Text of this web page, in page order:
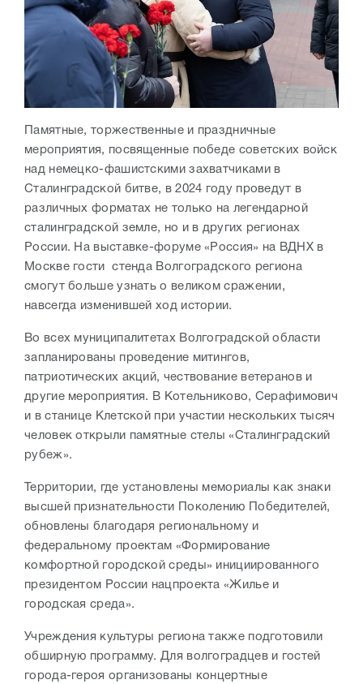
Памятные, торжественные и праздничные
мероприятия, посвященные победе советских войск
над немецко-фашистскими захватчиками в
Сталинградской битве, в 2024 году проведут в
различных форматах не только на легендарной
сталинградской земле, но и в других регионах
России. На выставке-форуме «Россия» на ВДНХ в
Москве гости стенда Волгоградского региона
смогут больше узнать о великом сражении,
навсегда изменившей ход истории.
Во всех муниципалитетах Волгоградской области
запланированы проведение митингов,
патриотических акций, чествование ветеранов и
другие мероприятия. В Котельниково, Серафимович
и в станице Клетской при участии нескольких тысяч
человек открыли памятные стелы «Сталинградский
рубеж».
Территории, где установлены мемориалы как знаки
высшей признательности Поколению Победителей,
обновлены благодаря региональному и
федеральному проектам «Формирование
комфортной городской среды» инициированного
президентом России нацпроекта «Жилье и
городская среда».
Учреждения культуры региона также подготовили
обширную программу. Для волгоградцев и гостей
города-героя организованы концертные